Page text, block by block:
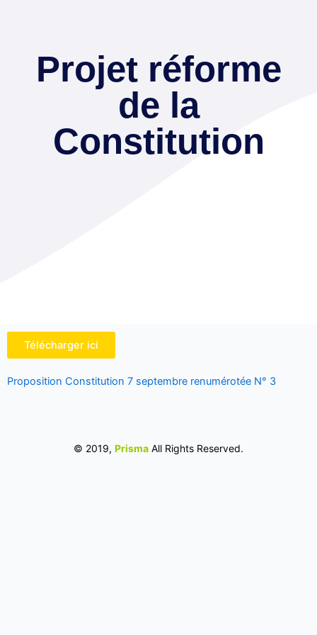
Projet réforme
de la
Constitution
Télécharger ici
Proposition Constitution 7 septembre renumérotée N° 3
© 2019, Prisma All Rights Reserved.